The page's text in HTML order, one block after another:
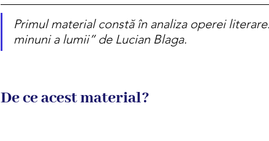
Primul material constă în analiza operei
minuni a lumii” de Lucian Blaga.
De ce acest material?